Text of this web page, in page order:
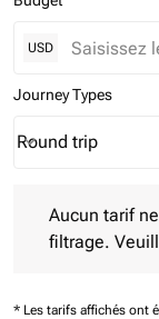
USD
Journey Types
Journey Types
Round trip
keyboard_arrow_down
Aucun tarif
filtrage.
* Les tarifs affichés ont